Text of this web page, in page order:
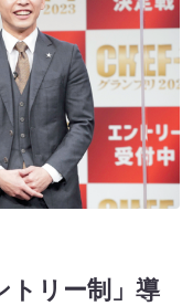
トリー制」導